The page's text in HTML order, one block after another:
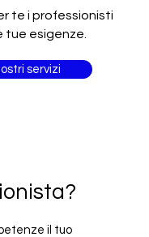
te i professionisti
tue esigenze.
servizi
il tuo